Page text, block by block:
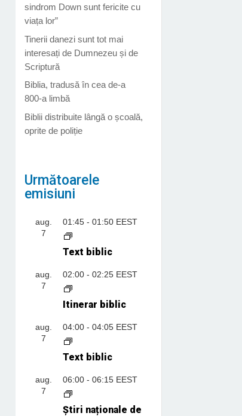
sindrom Down sunt fericite cu
viața lor”
Tinerii danezi sunt tot mai
interesați de Dumnezeu și de
Scriptură
Biblia, tradusă în cea de-a
800-a limbă
Biblii distribuite lângă o școală,
oprite de poliție
Următoarele
emisiuni
aug.
7
01:45- 01:50 EEST
Text biblic
aug.
7
02:00- 02:25 EEST
Itinerar biblic
aug.
7
04:00- 04:05 EEST
Text biblic
aug.
7
06:00- 06:15 EEST
Știri naționale de